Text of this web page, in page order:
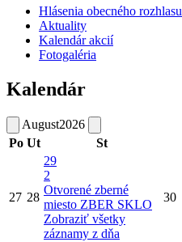
Hlásenia obecného rozhlasu
Aktuality
Kalendár akcií
Fotogaléria
Kalendár
August2026
Po Ut St
27 28
29
2
Otvorené zberné
miesto ZBER SKLO
Zobraziť všetky
záznamy z dňa
30